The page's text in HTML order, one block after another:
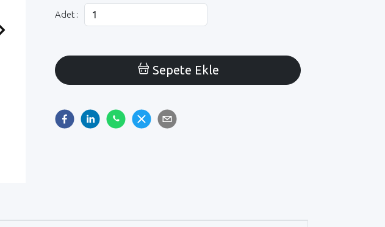
Next
Adet :
Sepete Ekle